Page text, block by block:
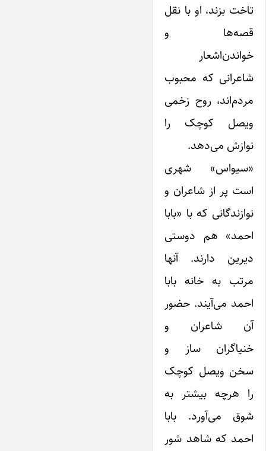
تاخت بزند، او با نقل
قصه‌ها و
خواندن‌اشعار
شاعرانی که محبوب
مردم‌اند، روح زخمی
‌ویصل کوچک را
نوازش می‌دهد.
«سیواس» شهری
است پر از شاعران و
نوازندگانی که با «بابا
احمد» هم دوستی
دیرین دارند. آنها
مرتب به خانه بابا
احمد می‌آیند. حضور
آن شاعران و
خنیاگران ساز و
سخن ویصل کوچک
را هرچه بیشتر به
شوق می‌آورد. بابا
احمد که شاهد شور